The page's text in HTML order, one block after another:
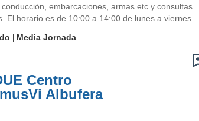
embarcaciones, armas etc y consultas
El horario es de 10:00 a 14:00 de lunes a viernes. ...
Media Jornada
Centro
Albufera